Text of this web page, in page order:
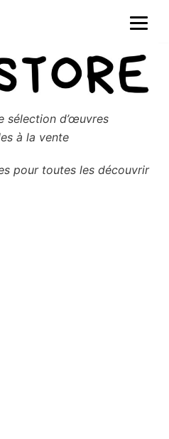
sélection d’œuvres
à la vente
pour toutes les découvrir